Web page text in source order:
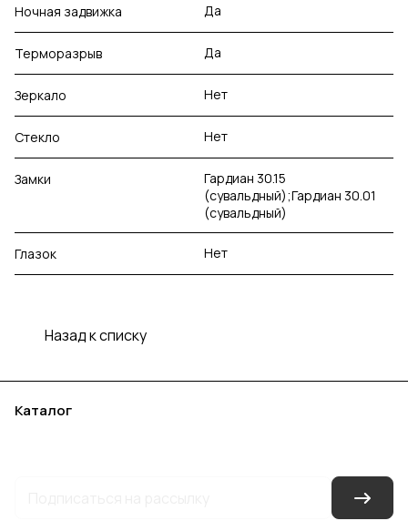
Ночная задвижка Да
Терморазрыв Да
Зеркало Нет
Стекло Нет
Замки
Гардиан 30.15
(сувальдный);Гардиан 30.01
(сувальдный)
Глазок Нет
Назад к списку
Каталог